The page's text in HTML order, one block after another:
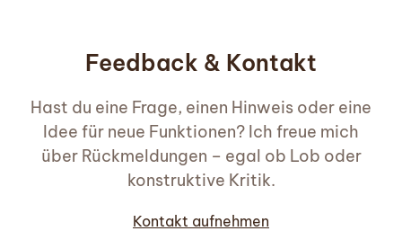
Feedback & Kontakt
Hast du eine Frage, einen Hinweis oder eine
Idee für neue Funktionen? Ich freue mich
über Rückmeldungen – egal ob Lob oder
konstruktive Kritik.
Kontakt aufnehmen